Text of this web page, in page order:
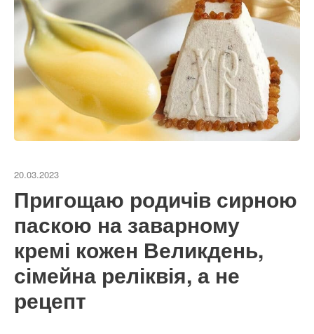
20.03.2023
Пригощаю родичів сирною
паскою на заварному
кремі кожен Великдень,
сімейна реліквія, а не
рецепт